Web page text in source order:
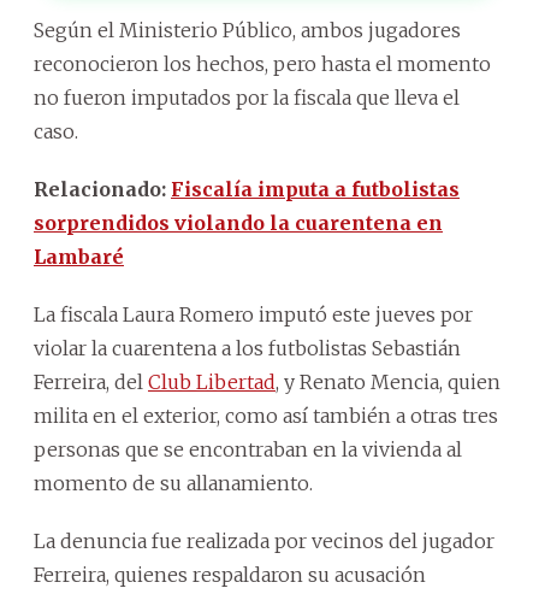
Según el Ministerio Público, ambos jugadores
reconocieron los hechos, pero hasta el momento
no fueron imputados por la fiscala que lleva el
caso.
Relacionado: Fiscalía imputa a futbolistas
sorprendidos violando la cuarentena en
Lambaré
La fiscala Laura Romero imputó este jueves por
violar la cuarentena a los futbolistas Sebastián
Ferreira, del Club Libertad, y Renato Mencia, quien
milita en el exterior, como así también a otras tres
personas que se encontraban en la vivienda al
momento de su allanamiento.
La denuncia fue realizada por vecinos del jugador
Ferreira, quienes respaldaron su acusación